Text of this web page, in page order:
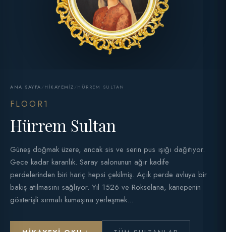
ANA SAYFA / HIKAYEMIZ / HÜRREM SULTAN
FLOOR1
Hürrem Sultan
Güneş doğmak üzere, ancak sis ve serin pus ışığı dağıtıyor.
Gece kadar karanlık. Saray salonunun ağır kadife
perdelerinden biri hariç hepsi çekilmiş. Açık perde avluya bir
bakış atılmasını sağlıyor. Yıl 1526 ve Rokselana, kanepenin
gösterişli sırmalı kumaşına yerleşmek...